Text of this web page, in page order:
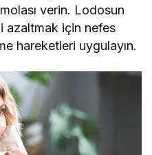
verin. Lodosun
azaltmak için nefes
hareketleri uygulayın.